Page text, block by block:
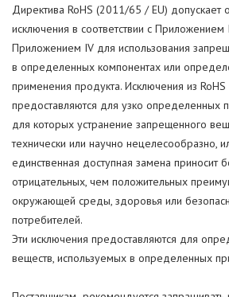
Директива RoHS (2011/65 / EU) допускает
исключения в соответствии с Приложением
Приложением IV для использования
в определенных компонентах или
применения продукта. Исключения из RoHS
предоставляются для узко определенных
для которых устранение запрещенного
технически или научно нецелесообразно,
единственная доступная замена приносит
отрицательных, чем положительных
окружающей среды, здоровья или
потребителей.
Эти исключения предоставляются для
веществ, используемых в определенных